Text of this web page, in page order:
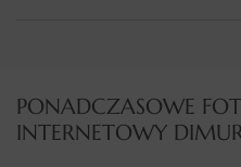
PONADCZASOWE
INTERNETOWY